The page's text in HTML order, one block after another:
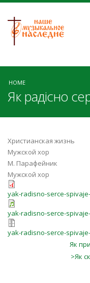
HOME
Як радісно
Христианская жизнь
Мужской хор
М. Парафейник
Мужской хор
yak-radisno-serce-
yak-radisno-serce-
yak-radisno-serce-
Як
>Як